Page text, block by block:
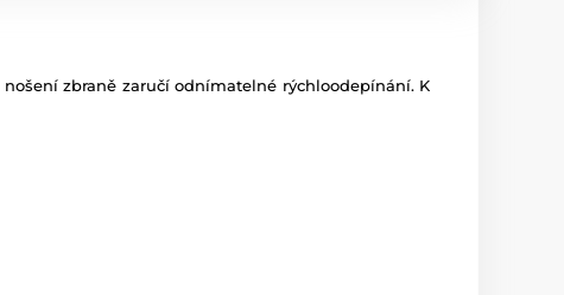
nošení zbraně zaručí odnímatelné rýchloodepínání. K